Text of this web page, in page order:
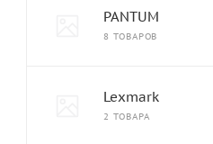
PANTUM
8 ТОВАРОВ
Lexmark
2 ТОВАРА